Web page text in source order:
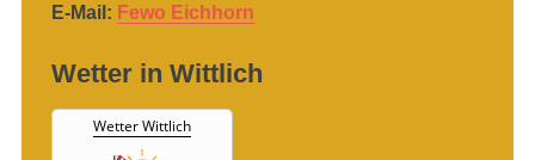
E-Mail: Fewo Eichhorn
Wetter in Wittlich
Wetter Wittlich